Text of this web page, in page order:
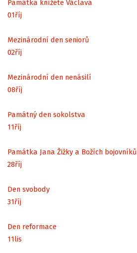
Památka knížete Václava
01říj
Mezinárodní den seniorů
02říj
Mezinárodní den nenásilí
08říj
Památný den sokolstva
11říj
Památka Jana Žižky a Božích bojovníků
28říj
Den svobody
31říj
Den reformace
11lis